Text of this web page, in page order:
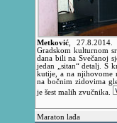
Metković
Gradskom kulturnom
dana bili na Svečanoj
jedan „sitan“ detalj. S
kutije, a na njihovome
na bočnim zidovima
je šest malih zvučnika.
Maraton lađa